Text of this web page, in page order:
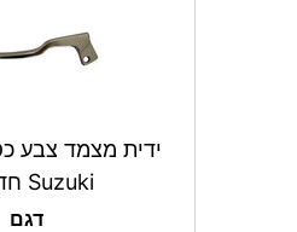
ידית מצמד צבע
Suzuki חדשים
דגם